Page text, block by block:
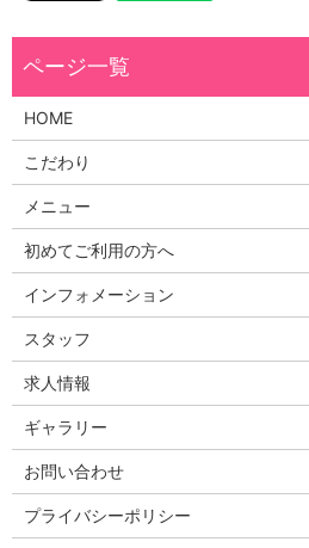
HOME
こだわり
メニュー
初めてご利用の方へ
インフォメーション
スタッフ
求人情報
ギャラリー
お問い合わせ
プライバシーポリシー